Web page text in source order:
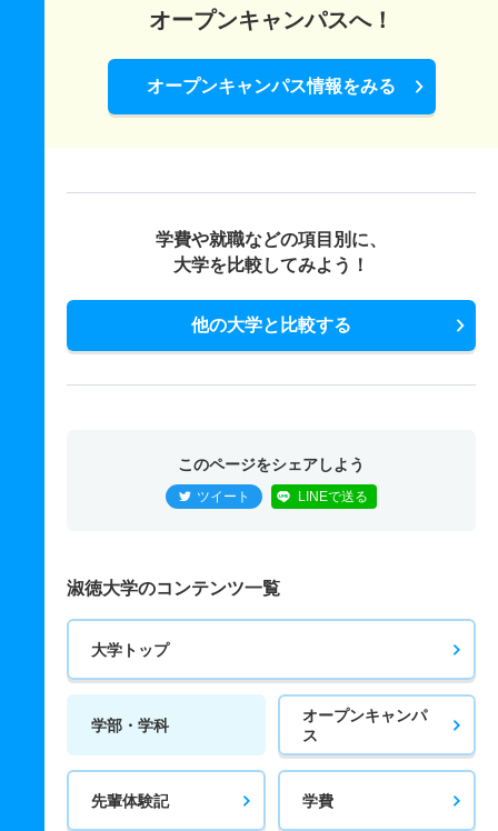
オープンキャンパスへ！
オープンキャンパス情報をみる
学費や就職などの項目別に、
大学を比較してみよう！
他の大学と比較する
このページをシェアしよう
ツイート LINEで送る
淑徳大学のコンテンツ一覧
大学トップ
学部・学科
オープンキャンパ
ス
先輩体験記 学費